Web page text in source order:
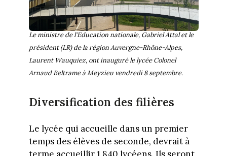
Le ministre de l'Education nationale, Gabriel Attal et le
président (LR) de la région Auvergne-Rhône-Alpes,
Laurent Wauquiez, ont inauguré le lycée Colonel
Arnaud Beltrame à Meyzieu vendredi 8 septembre.
Diversification des filières
Le lycée qui accueille dans un premier
temps des élèves de seconde, devrait à